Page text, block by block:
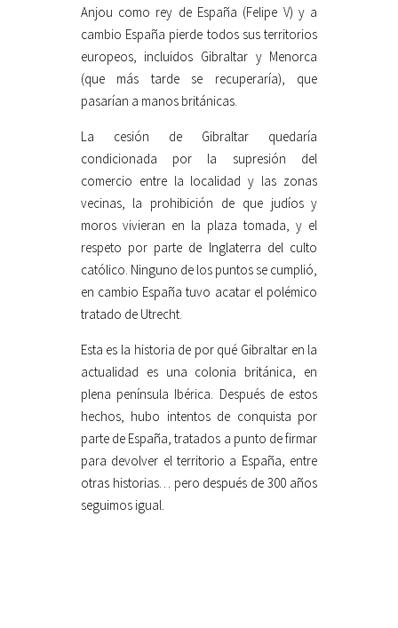
Anjou como rey de España (Felipe V) y a
cambio España pierde todos sus territorios
europeos, incluidos Gibraltar y Menorca
(que más tarde se recuperaría), que
pasarían a manos británicas.
La cesión de Gibraltar quedaría
condicionada por la supresión del
comercio entre la localidad y las zonas
vecinas, la prohibición de que judíos y
moros vivieran en la plaza tomada, y el
respeto por parte de Inglaterra del culto
católico. Ninguno de los puntos se cumplió,
en cambio España tuvo acatar el polémico
tratado de Utrecht.
Esta es la historia de por qué Gibraltar en la
actualidad es una colonia británica, en
plena península Ibérica. Después de estos
hechos, hubo intentos de conquista por
parte de España, tratados a punto de firmar
para devolver el territorio a España, entre
otras historias… pero después de 300 años
seguimos igual.